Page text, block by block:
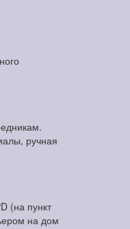
ручная
(на пункт
на дом